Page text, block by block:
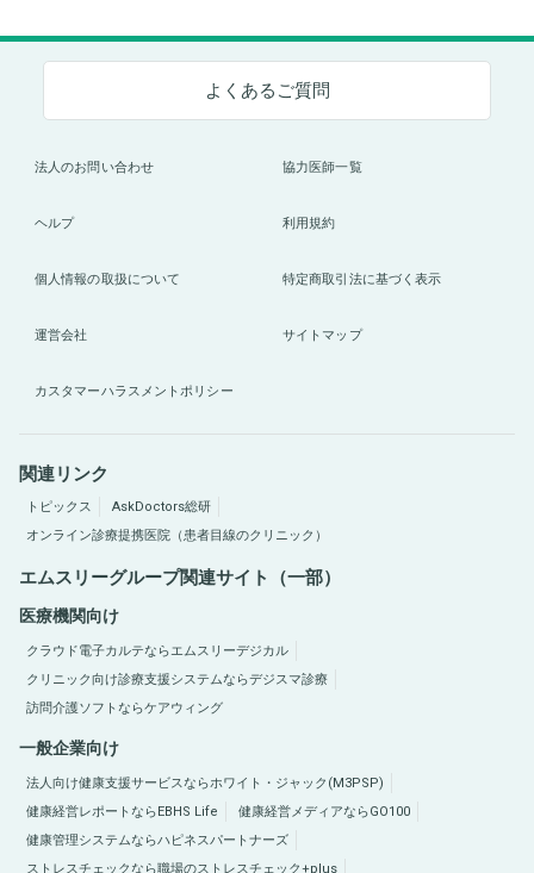
よくあるご質問
法人のお問い合わせ 協力医師一覧
ヘルプ 利用規約
個人情報の取扱について 特定商取引法に基づく表示
運営会社 サイトマップ
カスタマーハラスメントポリシー
関連リンク
トピックス
AskDoctors総研
オンライン診療提携医院（患者目線のクリニック）
エムスリーグループ関連サイト（一部）
医療機関向け
クラウド電子カルテならエムスリーデジカル
クリニック向け診療支援システムならデジスマ診療
訪問介護ソフトならケアウィング
一般企業向け
法人向け健康支援サービスならホワイト・ジャック(M3PSP)
健康経営レポートならEBHS Life
健康経営メディアならGO100
健康管理システムならハピネスパートナーズ
ストレスチェックなら職場のストレスチェック+plus